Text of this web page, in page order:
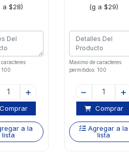
a $28)
100
Comprar
a la
lista
(g a $29)
Maximo de caracteres
permitidos: 100
Comprar
Agregar a la
lista